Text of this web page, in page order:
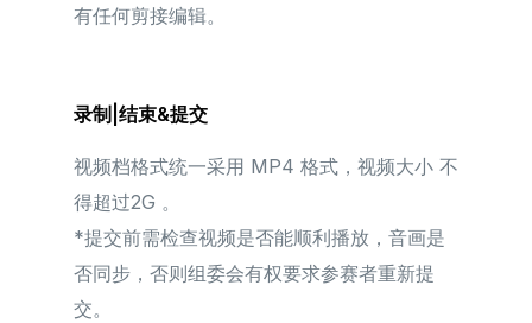
有任何剪接编辑。
录制|结束&提交
视频档格式统一采用 MP4 格式，视频大小 不
得超过2G 。
*提交前需检查视频是否能顺利播放，音画是
否同步，否则组委会有权要求参赛者重新提
交。